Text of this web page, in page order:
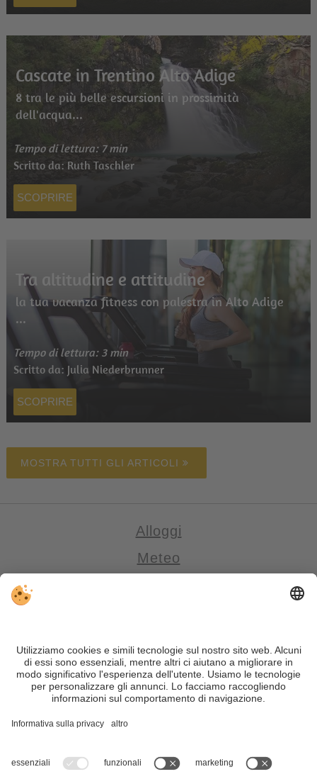
Cascate in Trentino Alto Adige
8 tra le più belle escursioni in prossimità
dell'acqua...
Tempo di lettura: 7 min
Scritto da: Ruth Taschler
SCOPRIRE
Tra altitudine e attitudine
la tua vacanza fitness con palestra in Alto Adige
...
Tempo di lettura: 3 min
Scritto da: Julia Niederbrunner
SCOPRIRE
MOSTRA TUTTI GLI ARTICOLI
Alloggi
Meteo
Note legali& Direttiva privacy|
Impostazioni cookie